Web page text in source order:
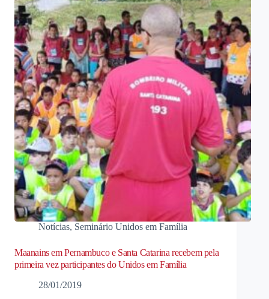
Notícias, Seminário Unidos em Família
Maanains em Pernambuco e Santa Catarina recebem pela
primeira vez participantes do Unidos em Família
28/01/2019